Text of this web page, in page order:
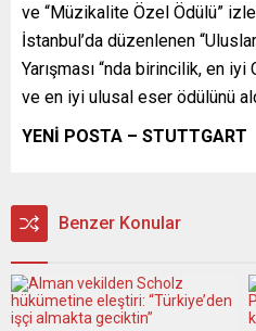
ve “Müzikalite Özel Ödülü”
İstanbul’da düzenlenen
Yarışması “nda birincilik, en
ve en iyi ulusal eser ödülünü
YENİ POSTA – STUTTGART
Benzer Konular